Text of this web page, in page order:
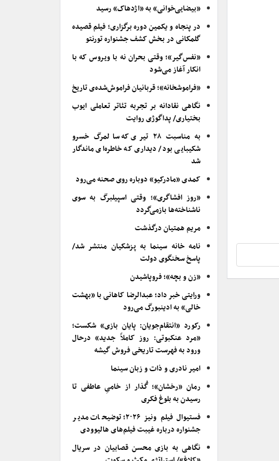
«بیضایی‌خوانی» به «اژدهاک» رسید
در پنجاه و یکمین دوره برگزاری؛ فیلم قصیده
گلمکانی در بخش کشف جشنواره تورنتو
«نفس‌گیر»؛ وقتی بحران نه با ویروس که با
انکار آغاز می‌شود
«فراموشخانه»؛ قربانیان فراموش‌شده‌ی تاریخ
نگاهی نقادانه بر تجربه تئاتر تعاملی ایوب
بختیاری/ پداگوژی روایت
به مناسبت ۲۸ تیری که سالمرگ خسرو
شکیبایی بود/ دیداری که خاطره‌ای ماندگار
شد
کمدی «مادرکیو» دوباره روی صحنه می‌رود
«روز افشاگری»؛ وقتی اسپیلبرگ به سوی
ناشناخته‌ها بازمی‌گردد
مریم همتیان درگذشت
نامه خانه سینما به پزشکیان منتشر شد/
پاسخ سخنگوی دولت
«زن و بچه»؛ فروپاشیدن
ورایتی خبر داد؛ عبدالرضا کاهانی با «بهشت
خالی» به ادینبورگ می‌رود
رکورد «انتقام‌جویان: پایان بازی» شکست؛
«مرد عنکبوتی: روز کاملاً جدید» درحال
ورود به فهرست تاریخی فروش گیشه
امیر نادری و ذات و زبان سینما
رمان «رخشان»؛ گُذار از خامیِ عاطفی تا
رسیدن به بلوغ فکری
فستیوال فیلم ونیز ۲۰۲۶؛ توضیحات مدیر
جشنواره درباره غیبت فیلم‌های هالیوودی
نگاهی به بازی محسن قصابیان در سریال